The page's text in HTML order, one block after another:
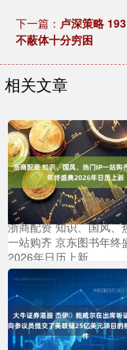
下一篇： 卢深策略
不蔽体十分穷困
相关文章
浙商配资 知识、国风、
一站购齐 京东图书年终
2026年日历上新